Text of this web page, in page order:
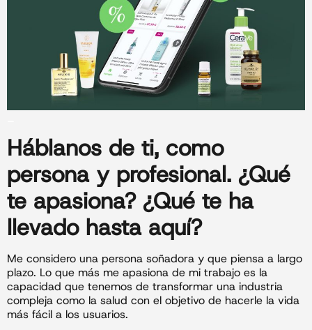
Háblanos de ti, como
persona y profesional. ¿Qué
te apasiona? ¿Qué te ha
llevado hasta aquí?
Me considero una persona soñadora y que piensa a largo
plazo. Lo que más me apasiona de mi trabajo es la
capacidad que tenemos de transformar una industria
compleja como la salud con el objetivo de hacerle la vida
más fácil a los usuarios.